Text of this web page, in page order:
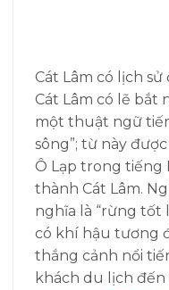
Cát Lâm có lịch
Cát Lâm có lẽ bắt
một thuật ngữ
sông”; từ này
Ô Lạp trong tiếng
thành Cát Lâm.
nghĩa là “rừng tốt
có khí hậu tương
thắng cảnh nổi
khách du lịch